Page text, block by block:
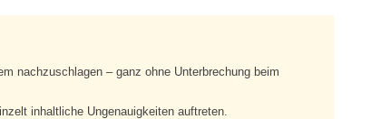
nachzuschlagen – ganz ohne Unterbrechung beim
inhaltliche Ungenauigkeiten auftreten.